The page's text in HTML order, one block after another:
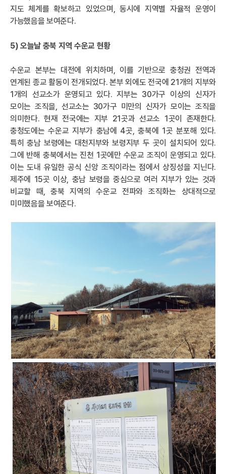
지도 체계를 확보하고 있었으며, 동시에 지역별 자율적 운영이
가능했음을 보여준다.
5) 오늘날 충북 지역 수운교 현황
수운교 본부는 대전에 위치하며, 이를 기반으로 충청권 전역과
연계된 종교 활동이 전개되었다. 본부 외에도 전국에 21개의 지부와
1개의 선교소가 운영되고 있다. 지부는 30가구 이상의 신자가
모이는 조직을, 선교소는 30가구 미만의 신자가 모이는 조직을
의미한다. 현재 전국에는 지부 21곳과 선교소 1곳이 존재한다.
충청도에는 수운교 지부가 충남에 4곳, 충북에 1곳 분포해 있다.
특히 충남 보령에는 대천지부와 보령지부 두 곳이 설치되어 있다.
그에 반해 충북에서는 진천 1곳에만 수운교 조직이 운영되고 있다.
이는 도내 유일한 공식 신앙 조직이라는 점에서 상징성을 지닌다.
제주에 15곳 이상, 충남 보령을 중심으로 여러 지부가 있는 것과
비교할 때, 충북 지역의 수운교 전파와 조직화는 상대적으로
미미했음을 보여준다.